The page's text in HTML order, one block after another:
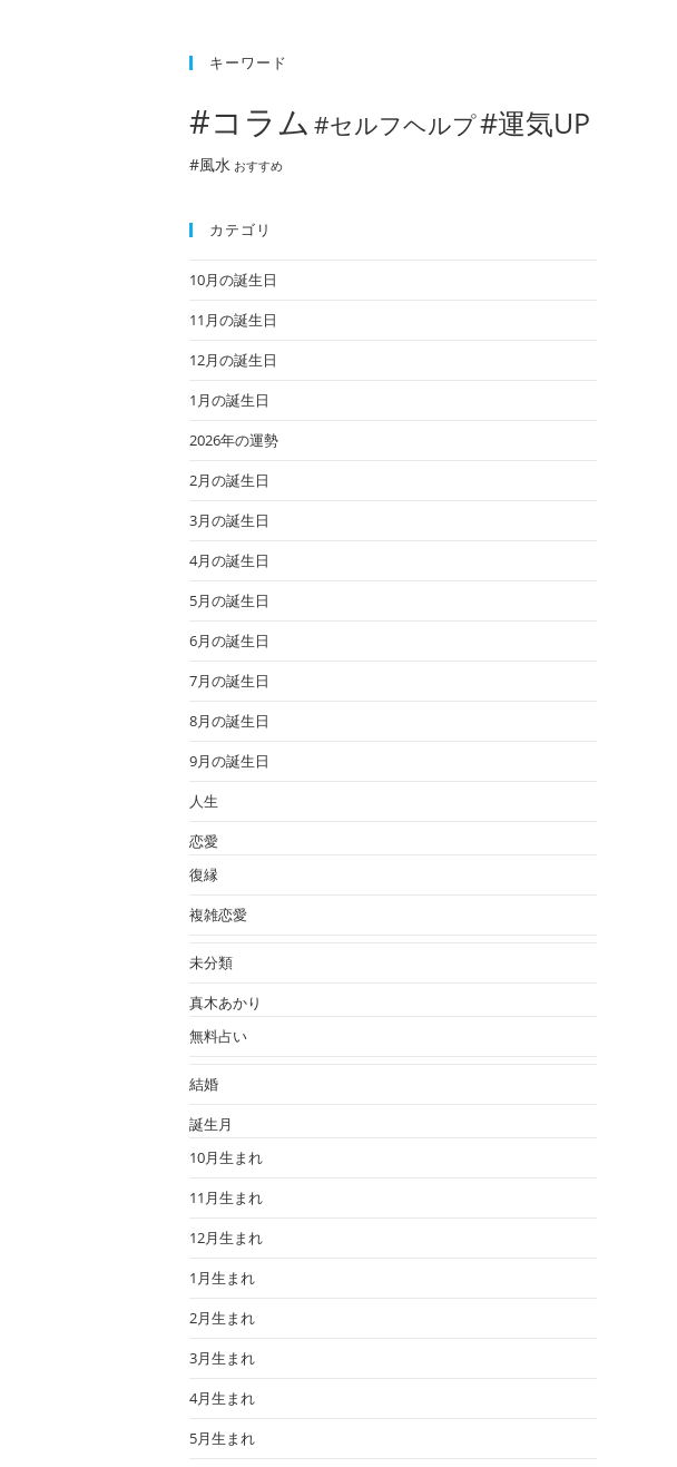
キーワード
#コラム #セルフヘルプ#運気UP
#風水 おすすめ
カテゴリ
10月の誕生日
11月の誕生日
12月の誕生日
1月の誕生日
2026年の運勢
2月の誕生日
3月の誕生日
4月の誕生日
5月の誕生日
6月の誕生日
7月の誕生日
8月の誕生日
9月の誕生日
人生
恋愛
復縁
複雑恋愛
未分類
真木あかり
無料占い
結婚
誕生月
10月生まれ
11月生まれ
12月生まれ
1月生まれ
2月生まれ
3月生まれ
4月生まれ
5月生まれ